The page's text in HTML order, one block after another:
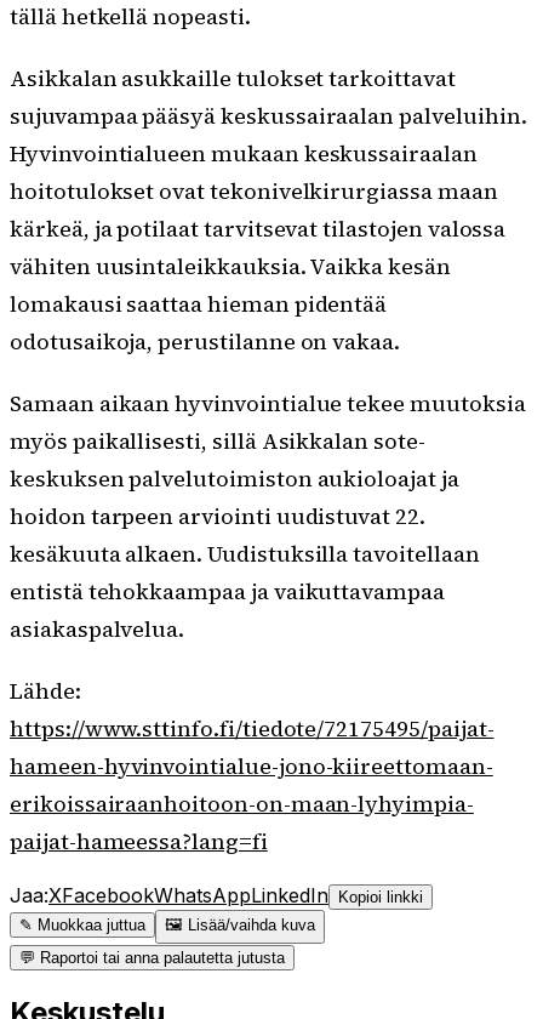
tällä hetkellä nopeasti.
Asikkalan asukkaille tulokset tarkoittavat
sujuvampaa pääsyä keskussairaalan palveluihin.
Hyvinvointialueen mukaan keskussairaalan
hoitotulokset ovat tekonivelkirurgiassa maan
kärkeä, ja potilaat tarvitsevat tilastojen valossa
vähiten uusintaleikkauksia. Vaikka kesän
lomakausi saattaa hieman pidentää
odotusaikoja, perustilanne on vakaa.
Samaan aikaan hyvinvointialue tekee muutoksia
myös paikallisesti, sillä Asikkalan sote-
keskuksen palvelutoimiston aukioloajat ja
hoidon tarpeen arviointi uudistuvat 22.
kesäkuuta alkaen. Uudistuksilla tavoitellaan
entistä tehokkaampaa ja vaikuttavampaa
asiakaspalvelua.
Lähde:
https://www.sttinfo.fi/tiedote/72175495/paijat-
hameen-hyvinvointialue-jono-kiireettomaan-
erikoissairaanhoitoon-on-maan-lyhyimpia-
paijat-hameessa?lang=fi
Jaa:XFacebookWhatsAppLinkedIn
Kopioi linkki
✎ Muokkaa juttua
🖼 Lisää/vaihda kuva
💬 Raportoi tai anna palautetta jutusta